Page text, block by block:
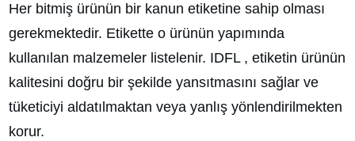
Her bitmiş ürünün bir kanun etiketine sahip olması
gerekmektedir. Etikette o ürünün yapımında
kullanılan malzemeler listelenir. IDFL , etiketin ürünün
kalitesini doğru bir şekilde yansıtmasını sağlar ve
tüketiciyi aldatılmaktan veya yanlış yönlendirilmekten
korur.